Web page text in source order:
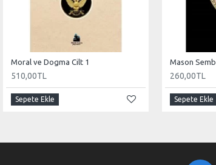
Moral ve Dogma Cilt 1
510,00TL
Sepete Ekle
260,00TL
Sepete Ekle